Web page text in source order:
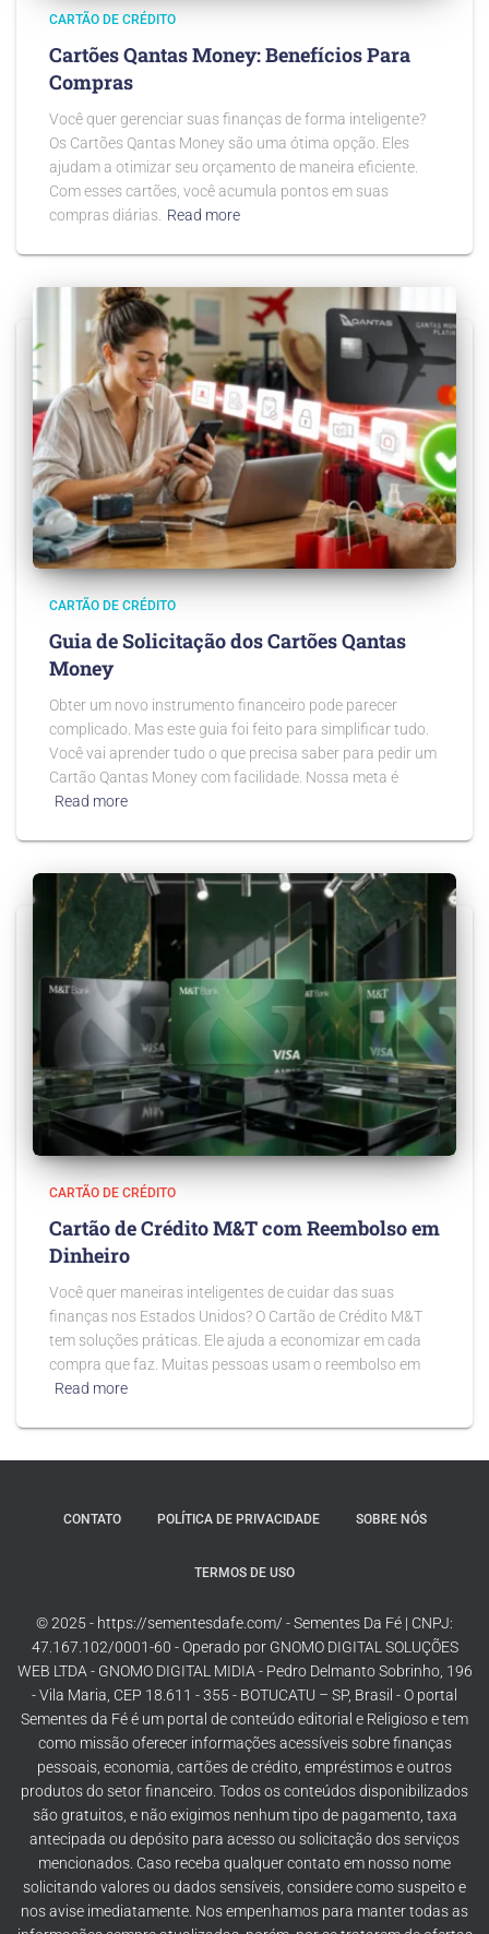
CARTÃO DE CRÉDITO
Cartões Qantas Money: Benefícios Para
Compras
Você quer gerenciar suas finanças de forma inteligente?
Os Cartões Qantas Money são uma ótima opção. Eles
ajudam a otimizar seu orçamento de maneira eficiente.
Com esses cartões, você acumula pontos em suas
compras diárias. Read more
CARTÃO DE CRÉDITO
Guia de Solicitação dos Cartões Qantas
Money
Obter um novo instrumento financeiro pode parecer
complicado. Mas este guia foi feito para simplificar tudo.
Você vai aprender tudo o que precisa saber para pedir um
Cartão Qantas Money com facilidade. Nossa meta é
Read more
CARTÃO DE CRÉDITO
Cartão de Crédito M&T com Reembolso em
Dinheiro
Você quer maneiras inteligentes de cuidar das suas
finanças nos Estados Unidos? O Cartão de Crédito M&T
tem soluções práticas. Ele ajuda a economizar em cada
compra que faz. Muitas pessoas usam o reembolso em
Read more
CONTATO POLÍTICA DE PRIVACIDADE SOBRE NÓS
TERMOS DE USO
© 2025 - https://sementesdafe.com/ - Sementes Da Fé | CNPJ:
47.167.102/0001-60 - Operado por GNOMO DIGITAL SOLUÇÕES
WEB LTDA - GNOMO DIGITAL MIDIA - Pedro Delmanto Sobrinho, 196
- Vila Maria, CEP 18.611 - 355 - BOTUCATU – SP, Brasil - O portal
Sementes da Fé é um portal de conteúdo editorial e Religioso e tem
como missão oferecer informações acessíveis sobre finanças
pessoais, economia, cartões de crédito, empréstimos e outros
produtos do setor financeiro. Todos os conteúdos disponibilizados
são gratuitos, e não exigimos nenhum tipo de pagamento, taxa
antecipada ou depósito para acesso ou solicitação dos serviços
mencionados. Caso receba qualquer contato em nosso nome
solicitando valores ou dados sensíveis, considere como suspeito e
nos avise imediatamente. Nos empenhamos para manter todas as